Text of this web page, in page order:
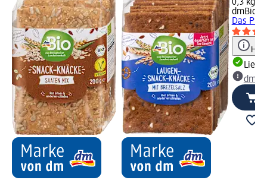
0,3 kg
dmBio
Das
dm